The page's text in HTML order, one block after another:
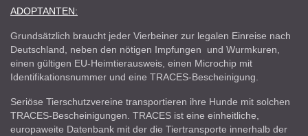
ADOPTANTEN:
Grundsätzlich braucht jeder Vierbeiner zur legalen Einreise nach
Deutschland, neben den nötigen Impfungen und Wurmkuren,
einen gültigen EU-Heimtierausweis, einen Microchip mit
Identifikationsnummer und eine TRACES-Bescheinigung.
Seriöse Tierschutzvereine transportieren ihre Hunde mit solchen
TRACES-Bescheinigungen. TRACES ist eine einheitliche,
europaweite Datenbank mit der die Tiertransporte innerhalb der